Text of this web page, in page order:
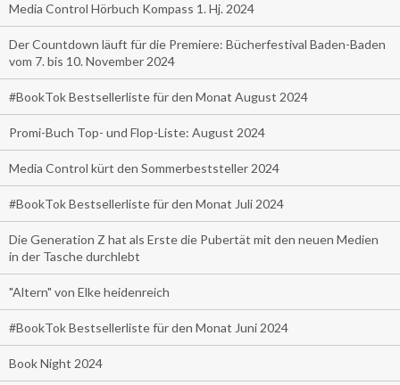
Media Control Hörbuch Kompass 1. Hj. 2024
Der Countdown läuft für die Premiere: Bücherfestival Baden-Baden
vom 7. bis 10. November 2024
#BookTok Bestsellerliste für den Monat August 2024
Promi-Buch Top- und Flop-Liste: August 2024
Media Control kürt den Sommerbeststeller 2024
#BookTok Bestsellerliste für den Monat Juli 2024
Die Generation Z hat als Erste die Pubertät mit den neuen Medien
in der Tasche durchlebt
"Altern" von Elke heidenreich
#BookTok Bestsellerliste für den Monat Juni 2024
Book Night 2024